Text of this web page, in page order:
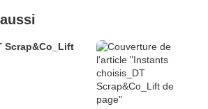
Scrap&Co_Lift